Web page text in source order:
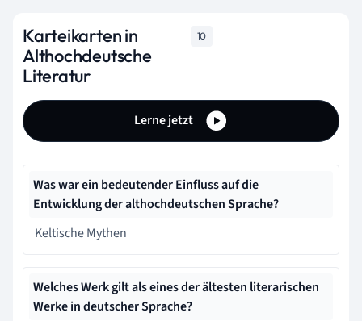
Karteikarten in
Althochdeutsche
Literatur
10
Lerne jetzt
Was war ein bedeutender Einfluss auf die
Entwicklung der althochdeutschen Sprache?
Keltische Mythen
Welches Werk gilt als eines der ältesten literarischen
Werke in deutscher Sprache?